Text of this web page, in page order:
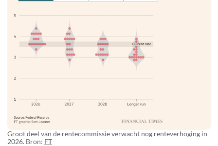
Groot deel van de rentecommissie verwacht nog renteverhoging in
2026. Bron: FT